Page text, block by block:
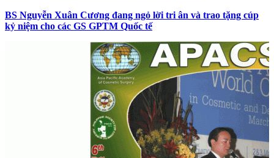
BS Nguyễn Xuân Cương đang ngỏ lời tri ân và trao tặng cúp
kỷ niệm cho các GS GPTM Quốc tế